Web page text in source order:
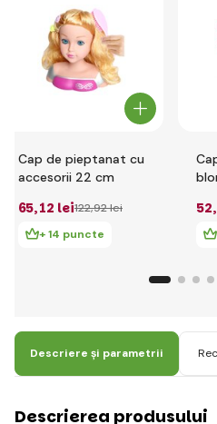
Cap de pieptanat cu
accesorii 22 cm
65,12 lei122,92 lei
+ 14 puncte
52
Descriere și parametrii
Descrierea produsului